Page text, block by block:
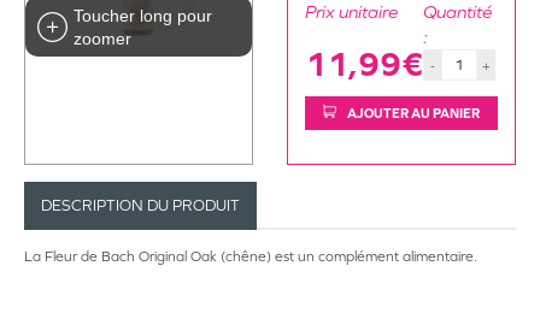
Toucher long pour
zoomer
Prix unitaire
11,99€
Quantité
:
- +
AJOUTER AU PANIER
DESCRIPTION DU PRODUIT
La Fleur de Bach Original Oak (chêne) est un complément alimentaire.